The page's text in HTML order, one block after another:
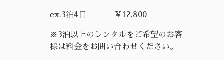
ex.3泊4日 ¥12,800
※3泊以上のレンタルをご希望のお客
様は料金をお問い合わせください。